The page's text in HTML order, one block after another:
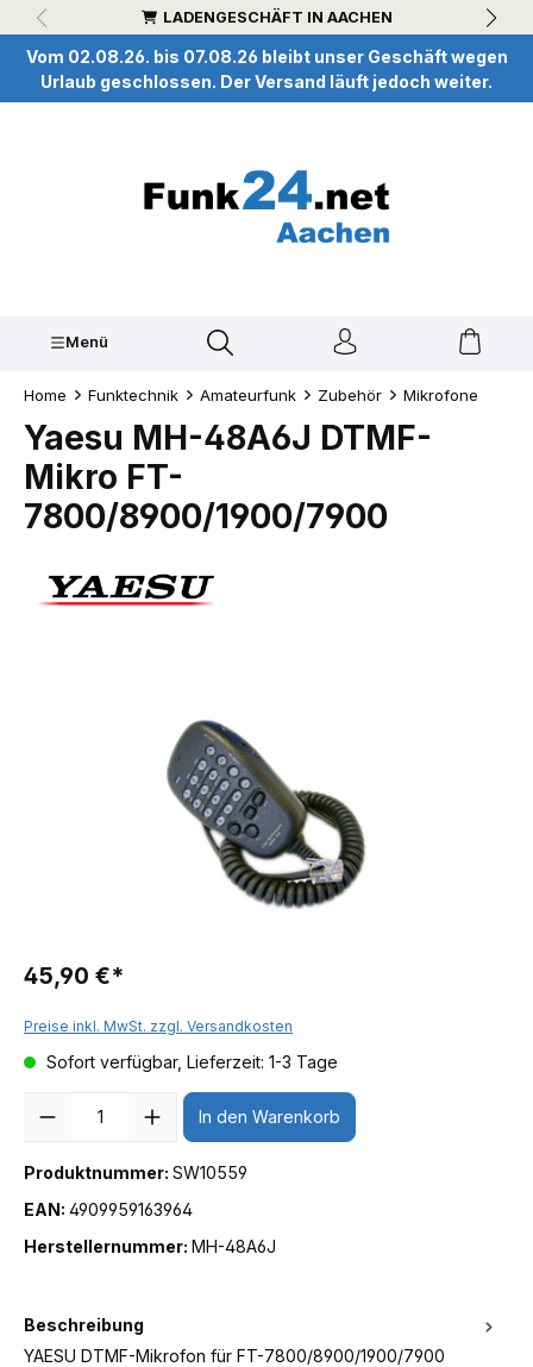
springen LADENGESCHÄFT IN AACHEN
Vom 02.08.26. bis 07.08.26 bleibt unser Geschäft wegen
Urlaub geschlossen. Der Versand läuft jedoch weiter.
Menü
Home Funktechnik Amateurfunk Zubehör Mikrofone
Yaesu MH-48A6J DTMF-
Mikro FT-
7800/8900/1900/7900
45,90 €*
Preise inkl. MwSt. zzgl. Versandkosten
Sofort verfügbar, Lieferzeit: 1-3 Tage
In den Warenkorb
Produktnummer: SW10559
EAN: 4909959163964
Herstellernummer: MH-48A6J
Beschreibung
YAESU DTMF-Mikrofon für FT-7800/8900/1900/7900